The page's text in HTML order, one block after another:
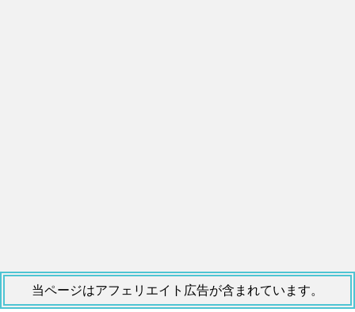
当ページはアフェリエイト広告が含まれています。